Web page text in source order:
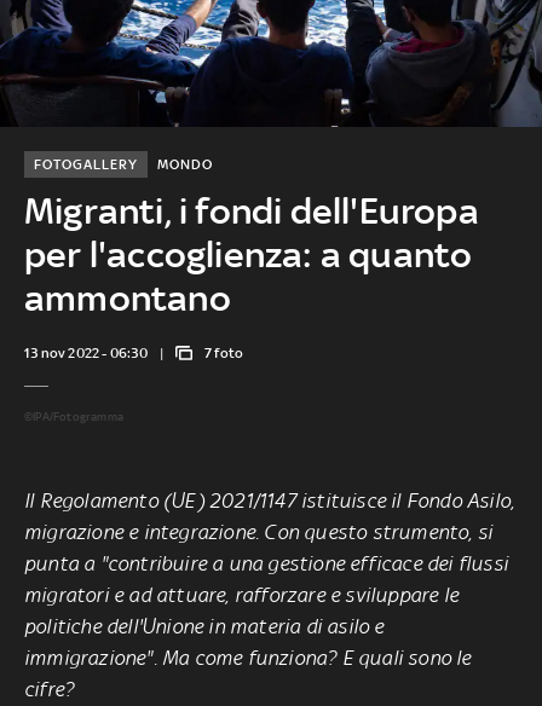
Migranti, i fondi dell'Europa
per l'accoglienza: a quanto
ammontano
MONDO
FOTOGALLERY
13 nov 2022 - 06:30 7 foto
©IPA/Fotogramma
Il Regolamento (UE) 2021/1147istituisce il Fondo Asilo,
migrazione e integrazione. Con questo strumento, si
punta a "contribuire a una gestione efficace dei flussi
migratorie ad attuare, rafforzare e sviluppare le
politiche dell'Unione in materia di asilo e
immigrazione". Ma come funziona? E quali sono le
cifre?